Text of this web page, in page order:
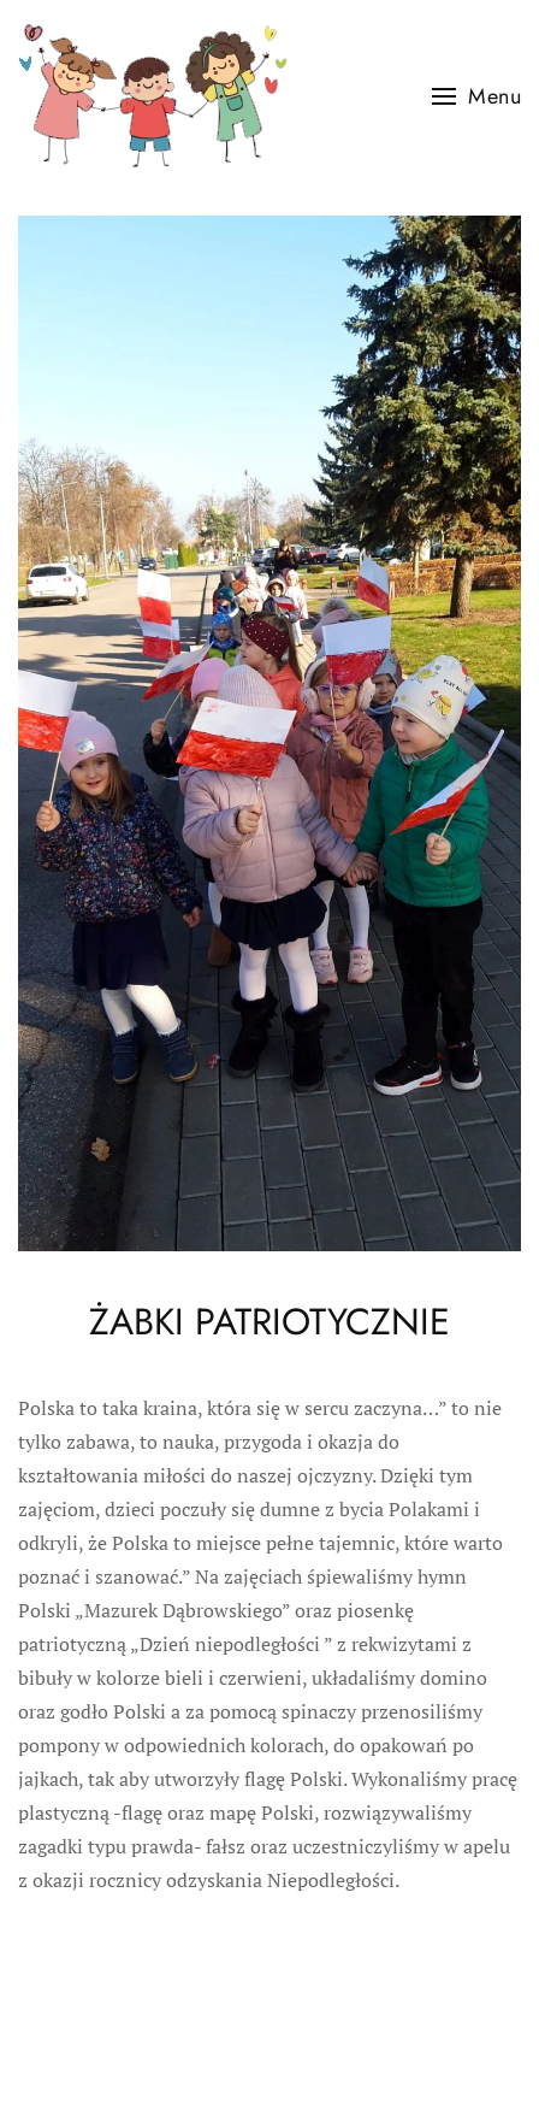
Skip to main content
Menu
ŻABKI PATRIOTYCZNIE
Polska to taka kraina, która się w sercu zaczyna…” to nie
tylko zabawa, to nauka, przygoda i okazja do
kształtowania miłości do naszej ojczyzny. Dzięki tym
zajęciom, dzieci poczuły się dumne z bycia Polakami i
odkryli, że Polska to miejsce pełne tajemnic, które warto
poznać i szanować.” Na zajęciach śpiewaliśmy hymn
Polski „Mazurek Dąbrowskiego” oraz piosenkę
patriotyczną „Dzień niepodległości ” z rekwizytami z
bibuły w kolorze bieli i czerwieni, układaliśmy domino
oraz godło Polski a za pomocą spinaczy przenosiliśmy
pompony w odpowiednich kolorach, do opakowań po
jajkach, tak aby utworzyły flagę Polski. Wykonaliśmy pracę
plastyczną -flagę oraz mapę Polski, rozwiązywaliśmy
zagadki typu prawda- fałsz oraz uczestniczyliśmy w apelu
z okazji rocznicy odzyskania Niepodległości.